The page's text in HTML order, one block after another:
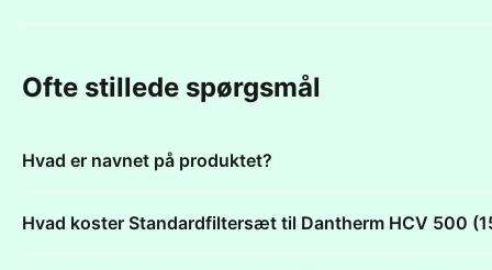
Ofte stillede spørgsmål
Hvad er navnet på produktet?
Hvad koster Standardfiltersæt til Dantherm HCV 500